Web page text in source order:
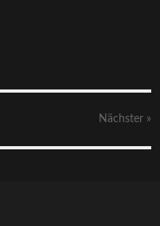
Nächster »